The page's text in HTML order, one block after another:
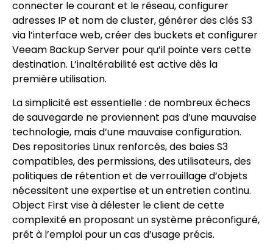
connecter le courant et le réseau, configurer
adresses IP et nom de cluster, générer des clés S3
via l’interface web, créer des buckets et configurer
Veeam Backup Server pour qu’il pointe vers cette
destination. L’inaltérabilité est active dès la
première utilisation.
La simplicité est essentielle : de nombreux échecs
de sauvegarde ne proviennent pas d’une mauvaise
technologie, mais d’une mauvaise configuration.
Des repositories Linux renforcés, des baies S3
compatibles, des permissions, des utilisateurs, des
politiques de rétention et de verrouillage d’objets
nécessitent une expertise et un entretien continu.
Object First vise à délester le client de cette
complexité en proposant un système préconfiguré,
prêt à l’emploi pour un cas d’usage précis.